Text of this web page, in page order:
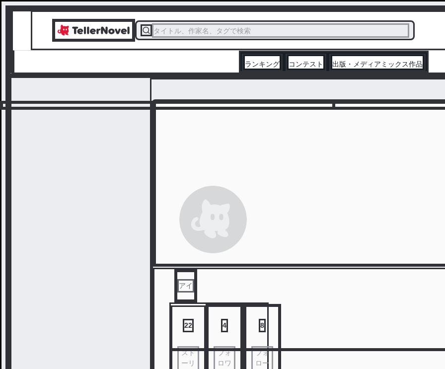
タイトル、作家名、タグで検索
ランキング コンテスト 出版・メディアミックス作品
アイ
22
スト
ーリ
4
フォ
ロワ
8
フォ
ロー